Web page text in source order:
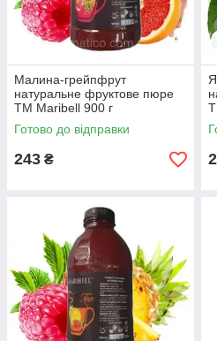
Малина-грейпфрут
натуральне фруктове пюре
ТМ Maribell 900 г
Готово до відправки
243 ₴